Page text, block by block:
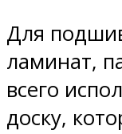
Для
ламинат,
всего
доску,